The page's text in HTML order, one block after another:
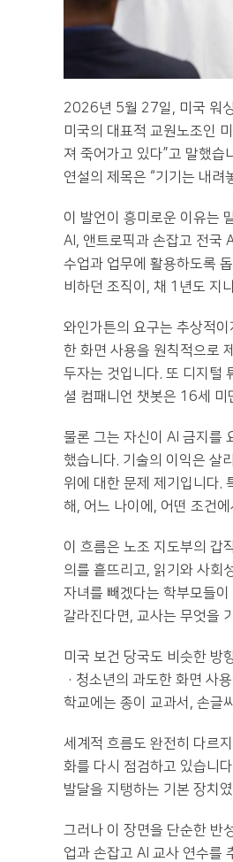
2026년 5월 27일, 미국 워
미국의 대표적 교원노조인
져 죽어가고 있다”고 말했습
연설의 제목은 “기기는 내려
이 발언이 흥미로운 이유는
AI, 앤트로픽과 손잡고 전국
수업과 업무에 활용하도록
비하던 조직이, 채 1년도 지
와인가튼의 요구는 추상적
한 화면 사용을 원칙적으로
두자는 것입니다. 또 디지털
셜 컴패니언 챗봇은 16세 미
물론 그는 자신이 AI 금지를
했습니다. 기술의 이익은 살
위에 대한 문제 제기입니다.
해, 어느 나이에, 어떤 조건
이 흐름은 노조 지도부의 갑
의를 흩뜨리고, 읽기와 사회
자녀를 빼겠다는 학부모들
갈라진다면, 교사는 무엇을
미국 보건 당국도 비슷한 방
·청소년의 과도한 화면 사
학교에는 종이 교과서, 손글
세계적 흐름도 완전히 다르
화를 다시 점검하고 있습니
발달을 지탱하는 기본 장치
그러나 이 장면을 단순한 반
업과 손잡고 AI 교사 연수를